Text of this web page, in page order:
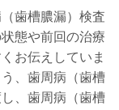
歯槽膿漏）検査
態や前回の治療
お伝えしていま
、歯周病（歯槽
、歯周病（歯槽